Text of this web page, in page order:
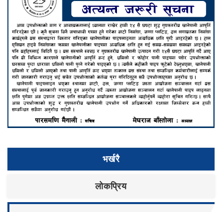
भर्खरै
लाेकप्रिय